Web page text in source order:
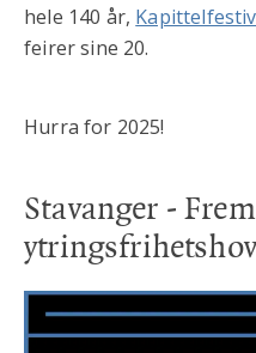
hele 140 år,
feirer sine 20.
Hurra for 2025!
Stavanger -